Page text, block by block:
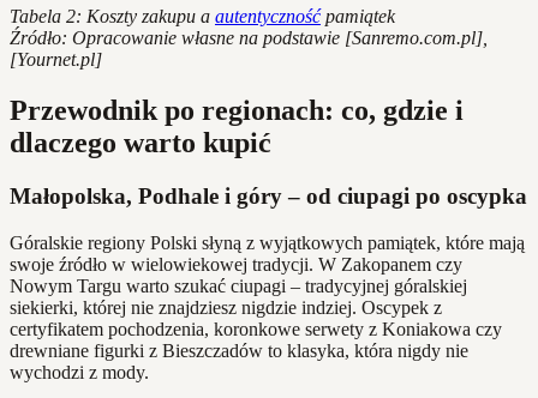
Tabela 2: Koszty zakupu a autentycznośćpamiątek
Źródło: Opracowanie własne na podstawie [Sanremo.com.pl],
[Yournet.pl]
Przewodnik po regionach: co, gdzie i
dlaczego warto kupić
Małopolska, Podhale i góry – od ciupagi po oscypka
Góralskie regiony Polski słyną z wyjątkowych pamiątek, które mają
swoje źródło w wielowiekowej tradycji. W Zakopanem czy
Nowym Targu warto szukać ciupagi – tradycyjnej góralskiej
siekierki, której nie znajdziesz nigdzie indziej. Oscypek z
certyfikatem pochodzenia, koronkowe serwety z Koniakowa czy
drewniane figurki z Bieszczadów to klasyka, która nigdy nie
wychodzi z mody.